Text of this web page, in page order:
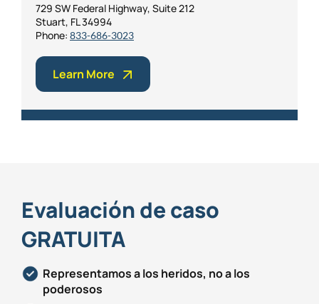
729 SW Federal Highway, Suite 212
Stuart, FL 34994
Phone: 833-686-3023
Learn More
Evaluación de caso
GRATUITA
Representamos a los heridos, no a los
poderosos